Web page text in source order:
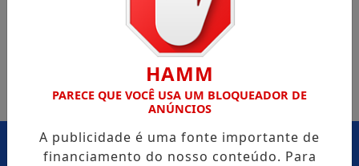
MENU
HAMM
PARECE QUE VOCÊ USA UM BLOQUEADOR DE
ANÚNCIOS
A publicidade é uma fonte importante de
financiamento do nosso conteúdo. Para